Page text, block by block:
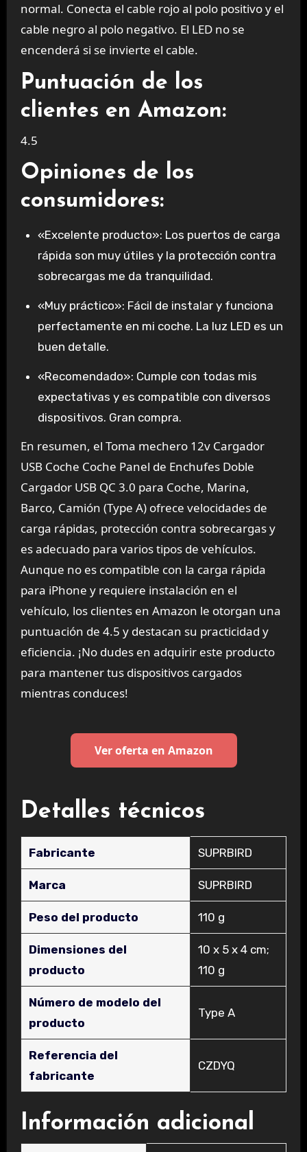
normal. Conecta el cable rojo al polo positivo y el
cable negro al polo negativo. El LED no se
encenderá si se invierte el cable.
Puntuación de los
clientes en Amazon:
4.5
Opiniones de los
consumidores:
«Excelente producto»: Los puertos de carga
rápida son muy útiles y la protección contra
sobrecargas me da tranquilidad.
«Muy práctico»: Fácil de instalar y funciona
perfectamente en mi coche. La luz LED es un
buen detalle.
«Recomendado»: Cumple con todas mis
expectativas y es compatible con diversos
dispositivos. Gran compra.
En resumen, el Toma mechero 12v Cargador
USB Coche Coche Panel de Enchufes Doble
Cargador USB QC 3.0 para Coche, Marina,
Barco, Camión (Type A) ofrece velocidades de
carga rápidas, protección contra sobrecargas y
es adecuado para varios tipos de vehículos.
Aunque no es compatible con la carga rápida
para iPhone y requiere instalación en el
vehículo, los clientes en Amazon le otorgan una
puntuación de 4.5 y destacan su practicidad y
eficiencia. ¡No dudes en adquirir este producto
para mantener tus dispositivos cargados
mientras conduces!
Ver oferta en Amazon
Detalles técnicos
Fabricante ‎SUPRBIRD
Marca ‎SUPRBIRD
Peso del producto ‎110 g
Dimensiones del
producto
‎10 x 5 x 4 cm;
110 g
Número de modelo del
producto
‎Type A
Referencia del
fabricante
‎CZDYQ
Información adicional